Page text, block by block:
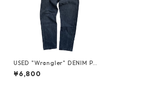
USED "Wrangler" DENIM PA
NTS
¥6,800